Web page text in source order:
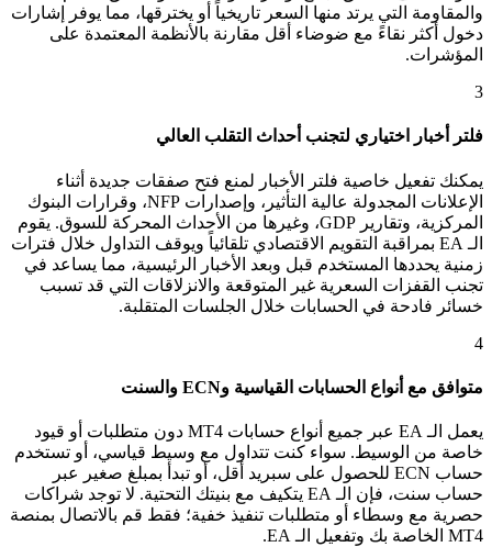
والمقاومة التي يرتد منها السعر تاريخياً أو يخترقها، مما يوفر إشارات
دخول أكثر نقاءً مع ضوضاء أقل مقارنة بالأنظمة المعتمدة على
المؤشرات.
3
فلتر أخبار اختياري لتجنب أحداث التقلب العالي
يمكنك تفعيل خاصية فلتر الأخبار لمنع فتح صفقات جديدة أثناء
الإعلانات المجدولة عالية التأثير، وإصدارات NFP، وقرارات البنوك
المركزية، وتقارير GDP، وغيرها من الأحداث المحركة للسوق. يقوم
الـ EA بمراقبة التقويم الاقتصادي تلقائياً ويوقف التداول خلال فترات
زمنية يحددها المستخدم قبل وبعد الأخبار الرئيسية، مما يساعد في
تجنب القفزات السعرية غير المتوقعة والانزلاقات التي قد تسبب
خسائر فادحة في الحسابات خلال الجلسات المتقلبة.
4
متوافق مع أنواع الحسابات القياسية وECN والسنت
يعمل الـ EA عبر جميع أنواع حسابات MT4 دون متطلبات أو قيود
خاصة من الوسيط. سواء كنت تتداول مع وسيط قياسي، أو تستخدم
حساب ECN للحصول على سبريد أقل، أو تبدأ بمبلغ صغير عبر
حساب سنت، فإن الـ EA يتكيف مع بنيتك التحتية. لا توجد شراكات
حصرية مع وسطاء أو متطلبات تنفيذ خفية؛ فقط قم بالاتصال بمنصة
MT4 الخاصة بك وتفعيل الـ EA.